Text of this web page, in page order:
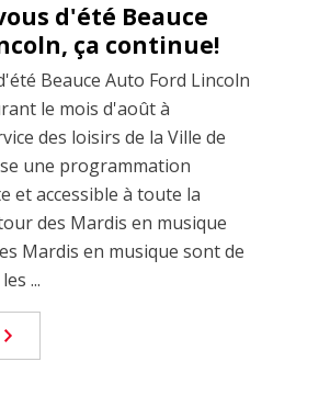
d'été Beauce
ça continue!
Beauce Auto Ford Lincoln
le mois d'août à
des loisirs de la Ville de
une programmation
et accessible à toute la
des Mardis en musique
Mardis en musique sont de
...